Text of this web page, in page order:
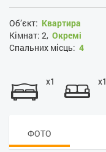
Об’єкт: Квартира
Кімнат: 2, Окремі
Спальних місць: 4
x1 x1
ФОТО